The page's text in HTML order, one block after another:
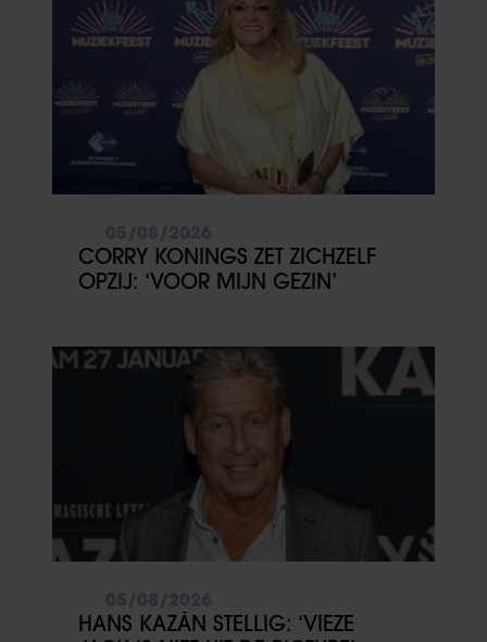
CORRY KONINGS ZET ZICHZELF
OPZIJ: ‘VOOR MIJN GEZIN’
HANS KAZÀN STELLIG: ‘VIEZE